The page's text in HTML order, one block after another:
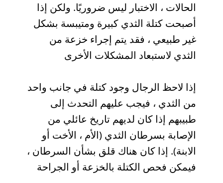
الحالات ، الاختبار ليس ضروريًا. ولكن إذا
أصبحت كتلة الثدي كبيرة ومتيبسة بشكل
غير طبيعي ، فقد يتم إجراء خزعة من
الثدي لاستبعاد المشكلات الأخرى
إذا لاحظ الرجال وجود كتلة في جانب واحد
من الثدي ، فيجب عليهم التحدث إلى
طبيبهم إذا كان لديهم تاريخ عائلي من
الإصابة بسرطان الثدي (الأم ، الأخت أو
الابنة). إذا كان هناك قلق بشأن السرطان ،
فيمكن فحص الكتلة بالخزعة أو الجراحة